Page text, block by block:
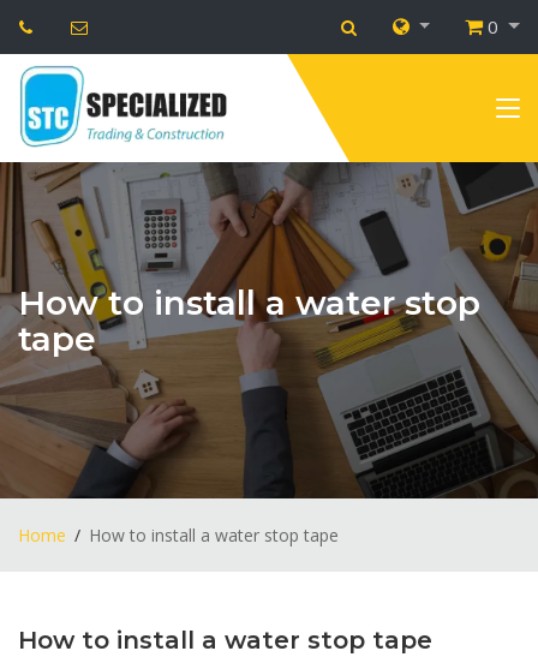
0
How to install a water stop
tape
Home How to install a water stop tape
How to install a water stop tape